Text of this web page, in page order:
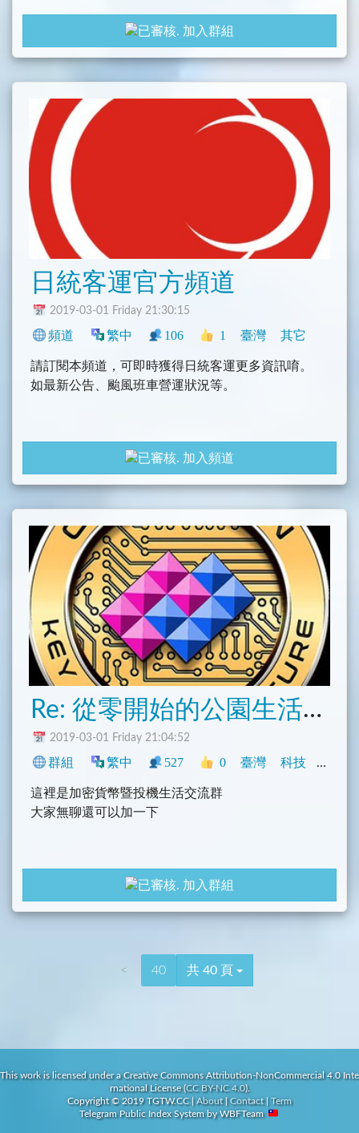
加入群組
日統客運官方頻道
2019-03-01 Friday 21:30:15
頻道 繁中 106 1 臺灣 其它
請訂閱本頻道，可即時獲得日統客運更多資訊唷。
如最新公告、颱風班車營運狀況等。
加入頻道
Re: 從零開始的公園生活交流群
2019-03-01 Friday 21:04:52
群組 繁中 527 0 臺灣 科技 社群
這裡是加密貨幣暨投機生活交流群
大家無聊還可以加一下
加入群組
< 40 共 40 頁
This work is licensed under a Creative Commons Attribution-NonCommercial 4.0 Inte
rnational License (CC BY-NC 4.0).
Copyright © 2019 TGTW.CC|About|Contact|Term
Telegram Public Index System by WBFTeam